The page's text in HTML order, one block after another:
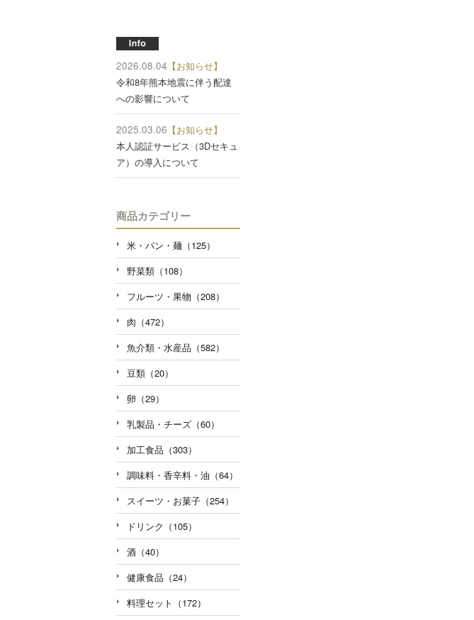
2026.08.04 【お知らせ】
令和8年熊本地震に伴う配達
への影響について
2025.03.06 【お知らせ】
本人認証サービス（3Dセキュ
ア）の導入について
商品カテゴリー
米・パン・麺（125）
野菜類（108）
フルーツ・果物（208）
肉（472）
魚介類・水産品（582）
豆類（20）
卵（29）
乳製品・チーズ（60）
加工食品（303）
調味料・香辛料・油（64）
スイーツ・お菓子（254）
ドリンク（105）
酒（40）
健康食品（24）
料理セット（172）